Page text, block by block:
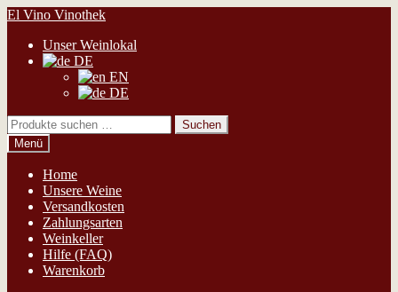
Zur
springen
Zum
springen
El Vino Vinothek
Unser Weinlokal
DE
EN
DE
Suchen
nach:
Suchen
Menü
Home
Unsere Weine
Versandkosten
Zahlungsarten
Weinkeller
Hilfe (FAQ)
Warenkorb